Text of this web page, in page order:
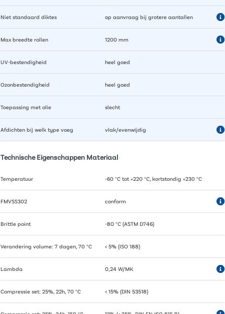
Niet standaard diktes op aanvraag bij grotere aantallen
Max breedte rollen 1200 mm
UV-bestendigheid heel goed
Ozonbestendigheid heel goed
Toepassing met olie slecht
Afdichten bij welk type voeg vlak/evenwijdig
Technische Eigenschappen Materiaal
Temperatuur -60 °C tot +220 °C, kortstondig +230 °C
FMVSS302 conform
Brittle point -80 °C (ASTM D746)
Verandering volume: 7 dagen, 70 °C < 5% (ISO 188)
Lambda 0,24 W/MK
Compressie set: 25%, 22h, 70 °C < 15% (DIN 53518)